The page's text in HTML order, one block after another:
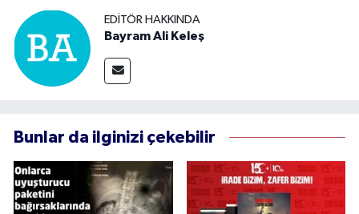
EDITÖR HAKKINDA
Bayram Ali Keleş
Bunlar da ilginizi çekebilir